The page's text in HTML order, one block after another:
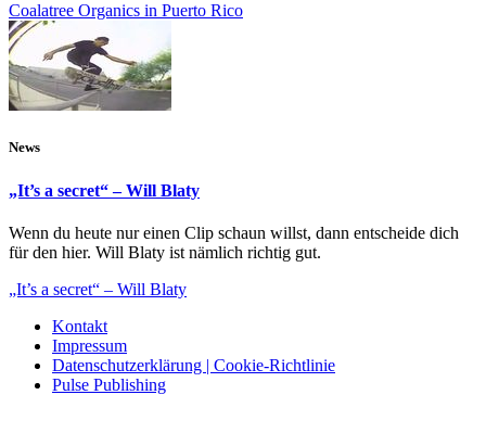
Coalatree Organics in Puerto Rico
News
„It’s a secret“ – Will Blaty
Wenn du heute nur einen Clip schaun willst, dann entscheide dich
für den hier. Will Blaty ist nämlich richtig gut.
„It’s a secret“ – Will Blaty
Kontakt
Impressum
Datenschutzerklärung | Cookie-Richtlinie
Pulse Publishing